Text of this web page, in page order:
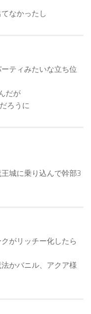
なかったし
ティみたいな立ち位
だが
ろうに
城に乗り込んで幹部3
がリッチー化したら
かバニル、アクア様